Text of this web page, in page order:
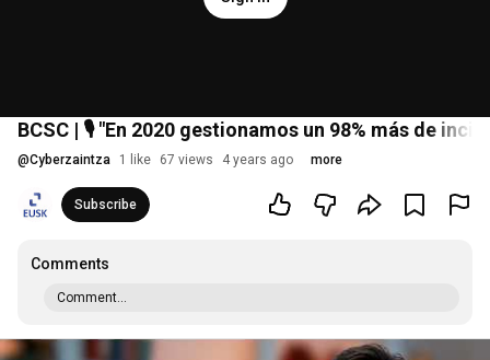
BCSC | 🎙 "En 2020 gestionamos un 98% más de
@Cyberzaintza 1 like 67 views 4 years ago more
Subscribe
Comments
Comment...